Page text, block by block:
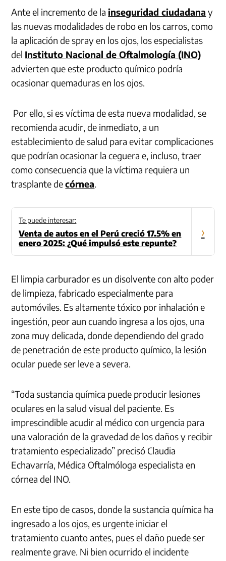
Ante el incremento de lainseguridad ciudadana y
las nuevas modalidades de robo en los carros, como
la aplicación de spray en los ojos, los especialistas
del Instituto Nacional de Oftalmología (INO)
advierten que este producto químico podría
ocasionar quemaduras en los ojos.
Por ello, si es víctima de esta nueva modalidad, se
recomienda acudir, de inmediato, a un
establecimiento de salud para evitar complicaciones
que podrían ocasionar la ceguera e, incluso, traer
como consecuencia que la víctima requiera un
trasplante decórnea.
Te puede interesar:
Venta de autos en el Perú creció 17.5% en
enero 2025: ¿Qué impulsó este repunte?
›
El limpia carburador es un disolvente con alto poder
de limpieza, fabricado especialmente para
automóviles. Es altamente tóxico por inhalación e
ingestión, peor aun cuando ingresa a los ojos, una
zona muy delicada, donde dependiendo del grado
de penetración de este producto químico, la lesión
ocular puede ser leve a severa.
“Toda sustancia química puede producir lesiones
oculares en la salud visual del paciente. Es
imprescindible acudir al médico con urgencia para
una valoración de la gravedad de los daños y recibir
tratamiento especializado” precisó Claudia
Echavarría, Médica Oftalmóloga especialista en
córnea del INO.
En este tipo de casos, donde la sustancia química ha
ingresado a los ojos, es urgente iniciar el
tratamiento cuanto antes, pues el daño puede ser
realmente grave. Ni bien ocurrido el incidente